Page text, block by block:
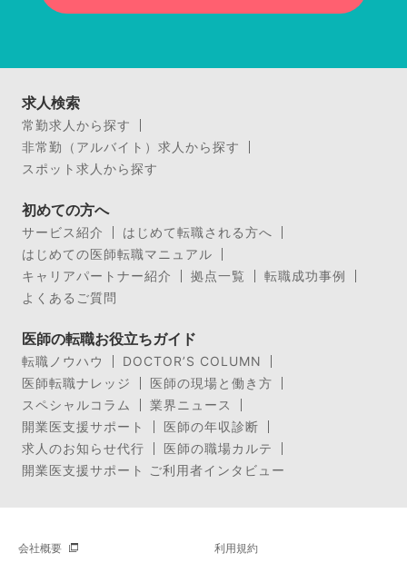
求人検索
常勤求人から探す
非常勤（アルバイト）求人から探す
スポット求人から探す
初めての方へ
サービス紹介
はじめて転職される方へ
はじめての医師転職マニュアル
キャリアパートナー紹介
拠点一覧
転職成功事例
よくあるご質問
医師の転職お役立ちガイド
転職ノウハウ
DOCTOR’S COLUMN
医師転職ナレッジ
医師の現場と働き方
スペシャルコラム
業界ニュース
開業医支援サポート
医師の年収診断
求人のお知らせ代行
医師の職場カルテ
開業医支援サポート ご利用者インタビュー
会社概要 利用規約